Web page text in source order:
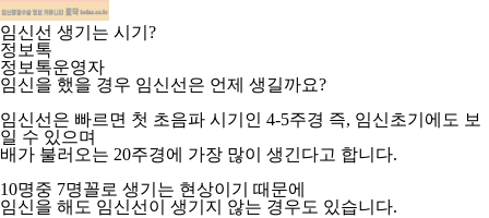
임신선 생기는 시기?
정보톡
정보톡운영자
임신을 했을 경우 임신선은 언제 생길까요?
임신선은 빠르면 첫 초음파 시기인 4-5주경 즉, 임신초기에도 보
일 수 있으며
배가 불러오는 20주경에 가장 많이 생긴다고 합니다.
10명중 7명꼴로 생기는 현상이기 때문에
임신을 해도 임신선이 생기지 않는 경우도 있습니다.